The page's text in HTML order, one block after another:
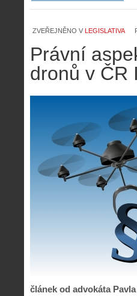
ZVEŘEJNĚNO V LEGISLATIVA
Právní
dronů v ČR I
článek od advokáta